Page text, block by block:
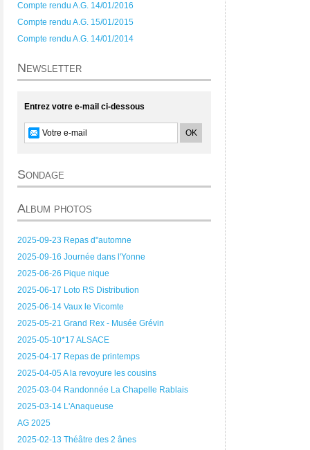
Compte rendu A.G. 14/01/2016
Compte rendu A.G. 15/01/2015
Compte rendu A.G. 14/01/2014
Newsletter
Entrez votre e-mail ci-dessous
Sondage
Album photos
2025-09-23 Repas d"automne
2025-09-16 Journée dans l'Yonne
2025-06-26 Pique nique
2025-06-17 Loto RS Distribution
2025-06-14 Vaux le Vicomte
2025-05-21 Grand Rex - Musée Grévin
2025-05-10*17 ALSACE
2025-04-17 Repas de printemps
2025-04-05 A la revoyure les cousins
2025-03-04 Randonnée La Chapelle Rablais
2025-03-14 L'Anaqueuse
AG 2025
2025-02-13 Théâtre des 2 ânes